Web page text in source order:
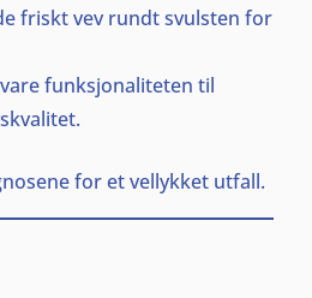
friskt vev rundt svulsten for
funksjonaliteten til
for et vellykket utfall.